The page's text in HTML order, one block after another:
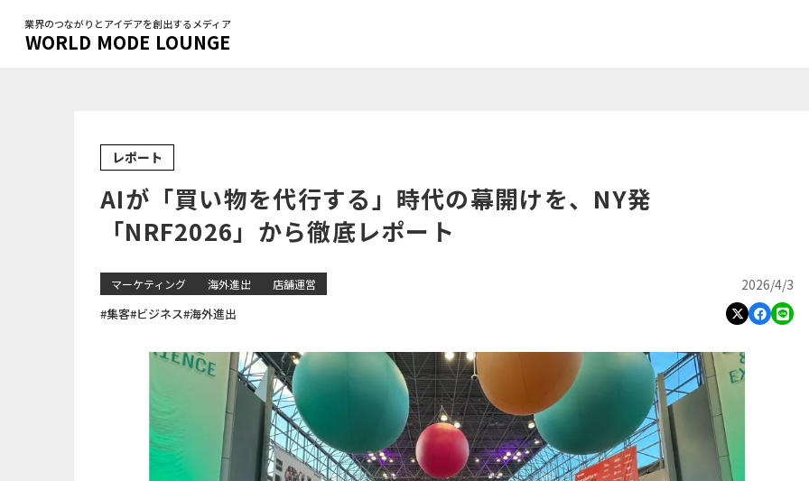
業界のつながりとアイデアを創出するメディア
WORLD MODE LOUNGE
レポート
AIが「買い物を代行する」時代の幕開けを、NY発
「NRF2026」から徹底レポート
マーケティング 海外進出 店舗運営 2026/4/3
#集客#ビジネス#海外進出